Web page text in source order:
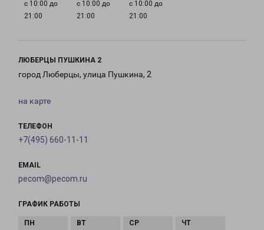
с 10:00 до
21:00
с 10:00 до
21:00
с 10:00 до
21:00
ЛЮБЕРЦЫ ПУШКИНА 2
город Люберцы, улица Пушкина, 2
на карте
ТЕЛЕФОН
+7(495) 660-11-11
EMAIL
pecom@pecom.ru
ГРАФИК РАБОТЫ